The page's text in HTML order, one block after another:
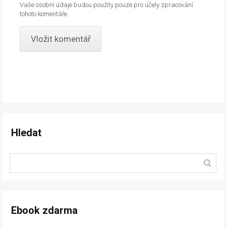
Vaše osobní údaje budou použity pouze pro účely zpracování
tohoto komentáře.
Hledat
Ebook zdarma